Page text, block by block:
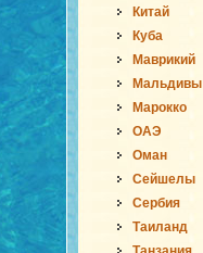
Китай
Куба
Маврикий
Мальдивы
Марокко
ОАЭ
Оман
Сейшелы
Сербия
Таиланд